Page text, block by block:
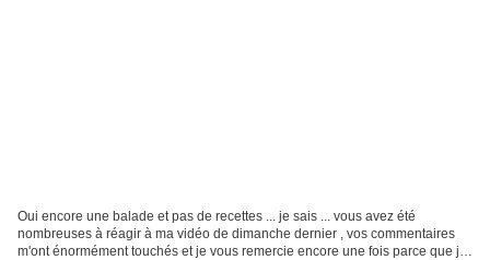
Oui encore une balade et pas de recettes ... je sais ... vous avez été
nombreuses à réagir à ma vidéo de dimanche dernier , vos commentaires
m'ont énormément touchés et je vous remercie encore une fois parce que je